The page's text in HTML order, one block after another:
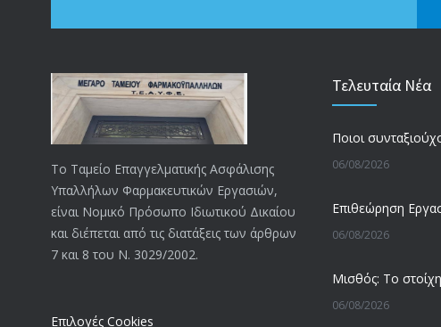
Το Ταμείο Επαγγελματικής Ασφάλισης
Υπαλλήλων Φαρμακευτικών Εργασιών,
είναι Νομικό Πρόσωπο Ιδιωτικού Δικαίου
και διέπεται από τις διατάξεις των άρθρων
7 και 8 του Ν. 3029/2002.
Επιλογές Cookies
Τελευταία Νέα
06/08/2026
06/08/2026
06/08/2026